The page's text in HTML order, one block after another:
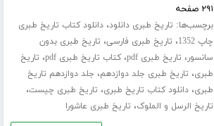
۲۹۱ صفحه
برچسب‌ها: تاریخ طبری دانلود،دانلود کتاب تاریخ طبری
چاپ 1352
، تاریخ طبری فارسی، تاریخ طبری بدون
سانسور، تاریخ طبری pdf ،کتاب تاریخ طبری pdf ، تاریخ
طبری، تاریخ طبری جلد ‌دوازدهم، جلد دوازدهم تاریخ
طبری،دانلود کتاب تاریخ طبری، تاریخ طبری چیست،
تاریخ الرسل و الملوک، تاریخ طبری عاشورا